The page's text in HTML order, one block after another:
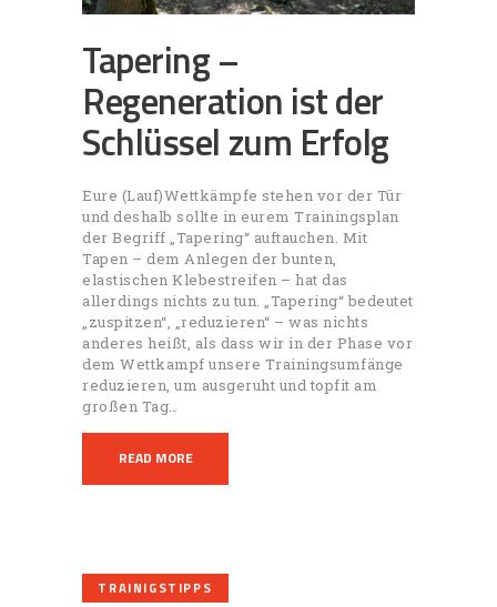
Tapering –
Regeneration ist der
Schlüssel zum Erfolg
Eure (Lauf)Wettkämpfe stehen vor der Tür
und deshalb sollte in eurem Trainingsplan
der Begriff „Tapering“ auftauchen. Mit
Tapen – dem Anlegen der bunten,
elastischen Klebestreifen – hat das
allerdings nichts zu tun. „Tapering“ bedeutet
„zuspitzen“, „reduzieren“ – was nichts
anderes heißt, als dass wir in der Phase vor
dem Wettkampf unsere Trainingsumfänge
reduzieren, um ausgeruht und topfit am
großen Tag…
READ MORE
TRAINIGSTIPPS